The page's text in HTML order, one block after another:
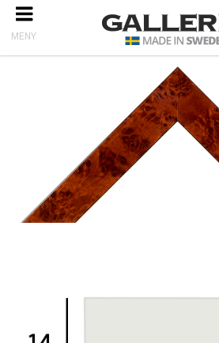
MENY
Produkten har nu lagts till i
Start Ramlister Ramlist Rot